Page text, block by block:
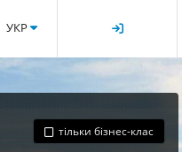
УКР
тільки бізнес-клас